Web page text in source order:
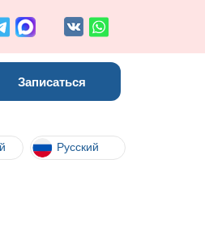
Записаться
Русский